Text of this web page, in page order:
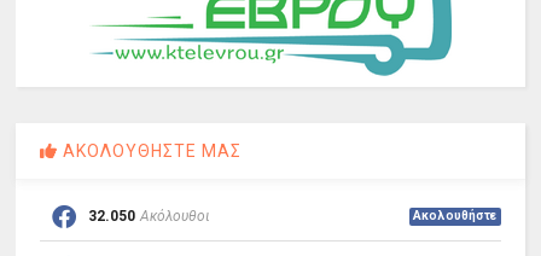
ΑΚΟΛΟΥΘΗΣΤΕ ΜΑΣ
32.050 Ακόλουθοι Ακολουθήστε